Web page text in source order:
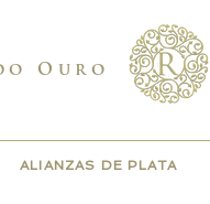
Ouro
ALIANZAS DE PLATA